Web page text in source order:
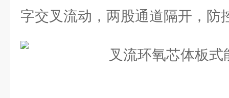
字交叉流动，两股通道隔开，防